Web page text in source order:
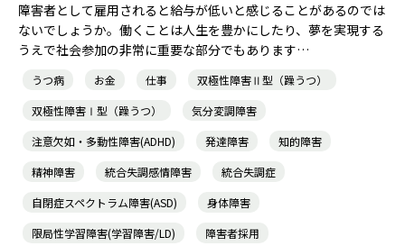
障害者として雇用されると給与が低いと感じることがあるのでは
ないでしょうか。働くことは人生を豊かにしたり、夢を実現する
うえで社会参加の非常に重要な部分でもあります…
うつ病 お金 仕事
双極性障害Ⅱ型（躁うつ）
双極性障害Ⅰ型（躁うつ）
気分変調障害
注意欠如・多動性障害(ADHD)
発達障害
知的障害
精神障害
統合失調感情障害
統合失調症
自閉症スペクトラム障害(ASD)
身体障害
限局性学習障害(学習障害/LD)
障害者採用
障害者専門の求人検索・スカウトサービス
就労移行支援サービス
障害別専門支援の就労移行支援サービス
お問い合わせ・よくある質問
お問い合わせ
よくある質問
メニューを閉じる